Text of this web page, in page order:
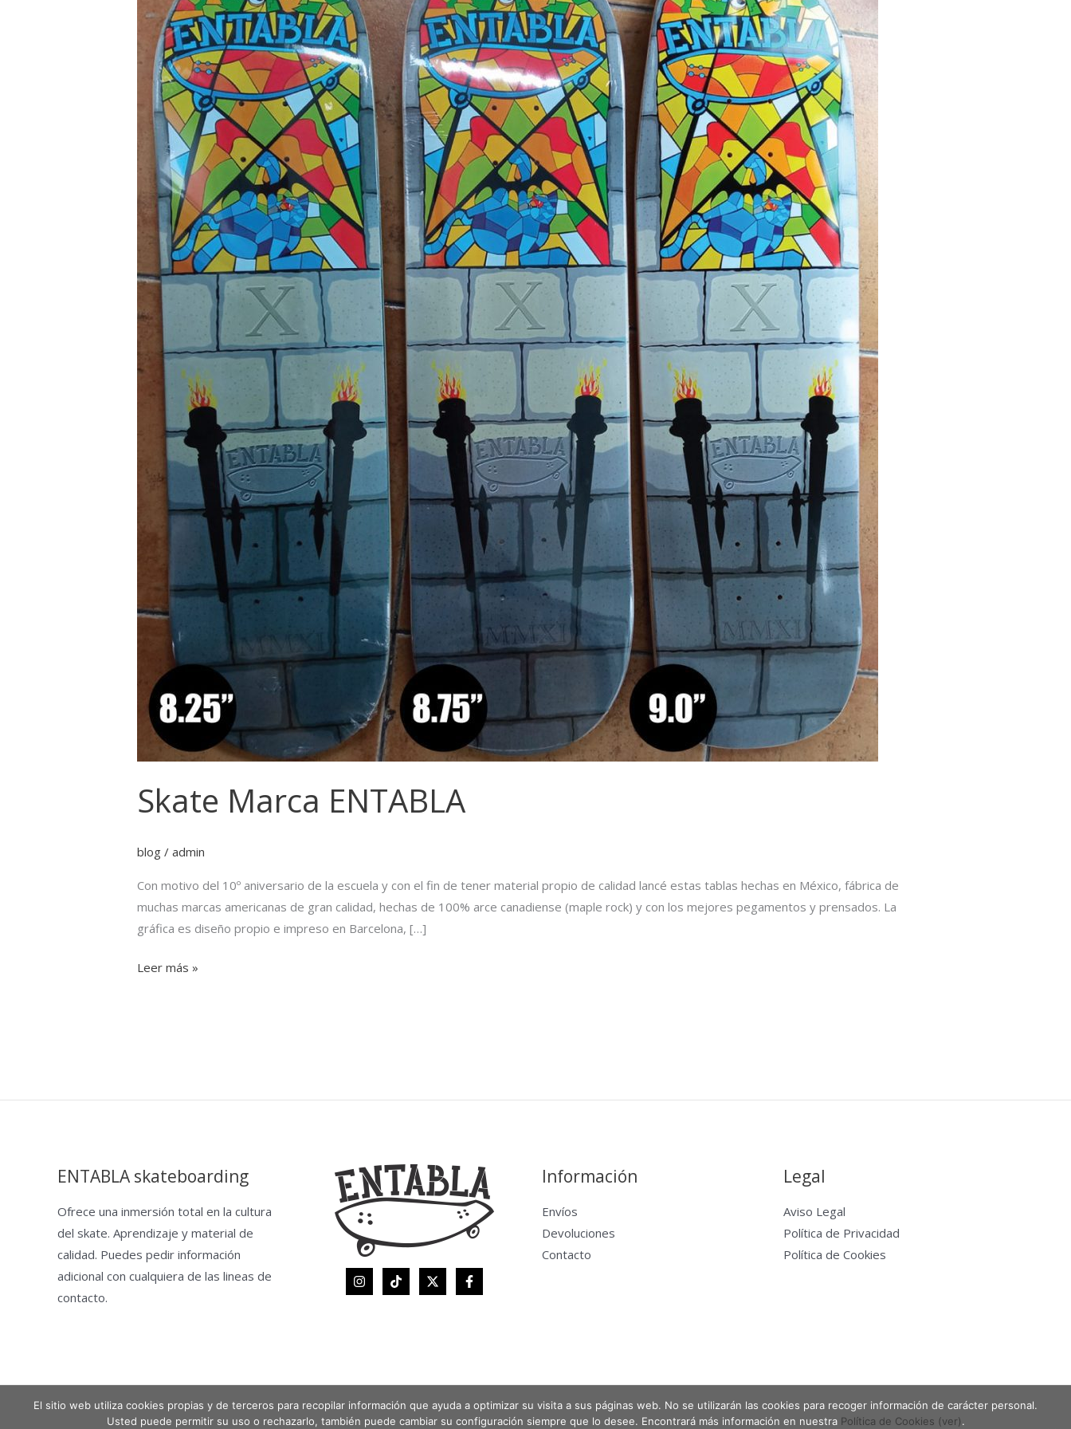
Skate Marca ENTABLA
blog /admin
Con motivo del 10º aniversario de la escuela y con el fin de tener material propio de calidad lancé estas tablas hechas en México, fábrica de
muchas marcas americanas de gran calidad, hechas de 100% arce canadiense (maple rock) y con los mejores pegamentos y prensados. La
gráfica es diseño propio e impreso en Barcelona, […]
Leer más »
ENTABLA skateboarding
Ofrece una inmersión total en la cultura
del skate. Aprendizaje y material de
calidad. Puedes pedir información
adicional con cualquiera de las lineas de
contacto.
Información
Envíos
Devoluciones
Contacto
Legal
Aviso Legal
Política de Privacidad
Política de Cookies
Copyright © 2026 Entabla Clases de skate en Madrid Powered by Entabla Clases de skate en Madrid
El sitio web utiliza cookies propias y de terceros para recopilar información que ayuda a optimizar su visita a sus páginas web. No se utilizarán las cookies para recoger información de carácter personal.
Usted puede permitir su uso o rechazarlo, también puede cambiar su configuración siempre que lo desee. Encontrará más información en nuestra Política de Cookies (ver).